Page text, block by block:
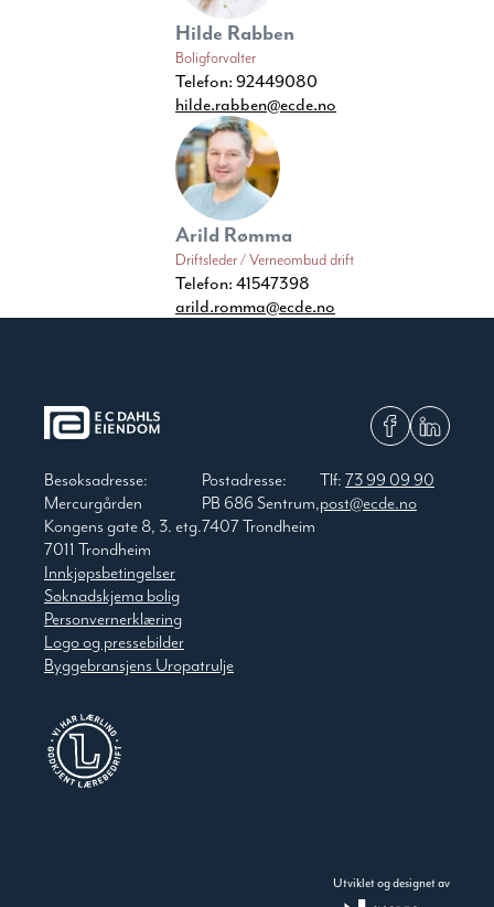
Hilde Rabben
Boligforvalter
Telefon: 92449080
hilde.rabben@ecde.no
Arild Rømma
Driftsleder / Verneombud drift
Telefon: 41547398
arild.romma@ecde.no
Besøksadresse:
Mercurgården
Kongens gate 8, 3. etg.
7011 Trondheim
Postadresse:
PB 686 Sentrum,
7407 Trondheim
Tlf: 73 99 09 90
post@ecde.no
Innkjøpsbetingelser
Søknadskjema bolig
Personvernerklæring
Logo og pressebilder
Byggebransjens Uropatrulje
Utviklet og designet av